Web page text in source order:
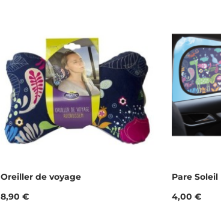
Oreiller de voyage
Prix
8,90 €
Pare
Prix
4,00 €